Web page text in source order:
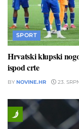
SPORT
Hrvatski klupski
ispod crte
BY NOVINE.HR 23.